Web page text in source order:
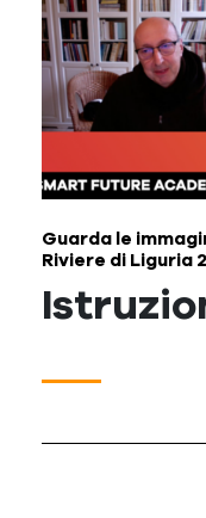
Guarda le
Riviere di Liguria